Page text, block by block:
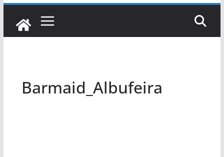
Barmaid_Albufeira